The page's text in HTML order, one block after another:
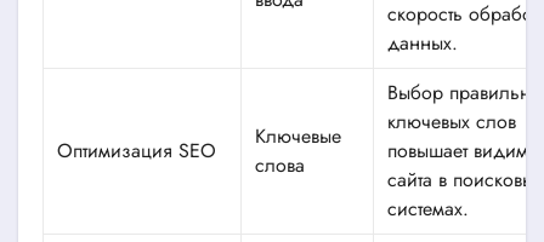
скорость
данных.
Оптимизация SEO
Ключевые
слова
Выбор
ключевых слов
повышает
сайта в поисковых
системах.